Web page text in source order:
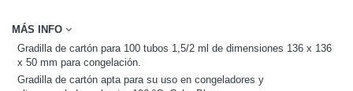
MÁS INFO
Gradilla de cartón para 100 tubos 1,5/2 ml de dimensiones 136 x 136
x 50 mm para congelación.
Gradilla de cartón apta para su uso en congeladores y